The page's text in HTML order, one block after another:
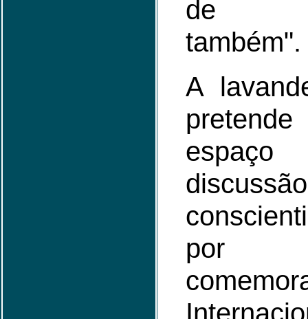
de
também".
A
por